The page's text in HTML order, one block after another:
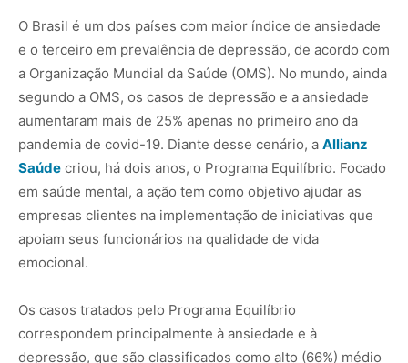
O Brasil é um dos países com maior índice de ansiedade
e o terceiro em prevalência de depressão, de acordo com
a Organização Mundial da Saúde (OMS). No mundo, ainda
segundo a OMS, os casos de depressão e a ansiedade
aumentaram mais de 25% apenas no primeiro ano da
pandemia de covid-19. Diante desse cenário, a Allianz
Saúde criou, há dois anos, o Programa Equilíbrio. Focado
em saúde mental, a ação tem como objetivo ajudar as
empresas clientes na implementação de iniciativas que
apoiam seus funcionários na qualidade de vida
emocional.
Os casos tratados pelo Programa Equilíbrio
correspondem principalmente à ansiedade e à
depressão, que são classificados como alto (66%) médio